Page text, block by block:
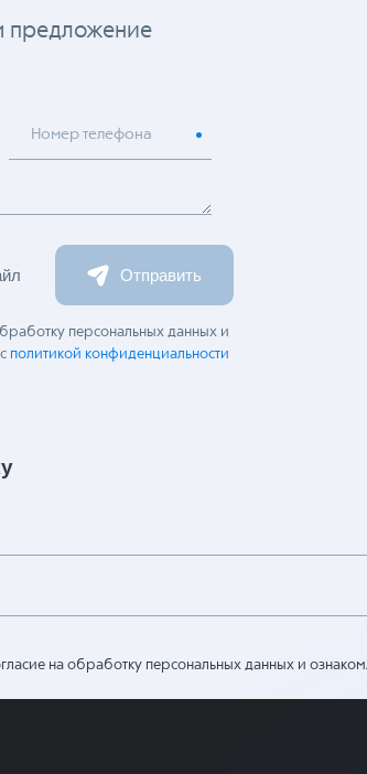
предложение
Номер телефона
Отправить
персональных данных и
политикой конфиденциальности
на обработку персональных данных и